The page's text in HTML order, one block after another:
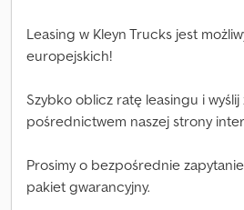
Leasing w Kleyn Trucks jest
europejskich!
Szybko oblicz ratę leasingu i wyślij
pośrednictwem naszej strony
Prosimy o bezpośrednie
pakiet gwarancyjny.